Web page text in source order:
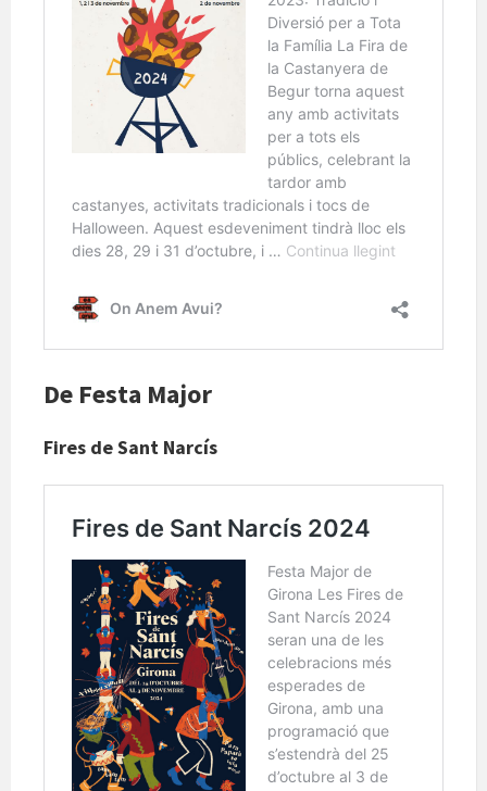
De Festa Major
Fires de Sant Narcís